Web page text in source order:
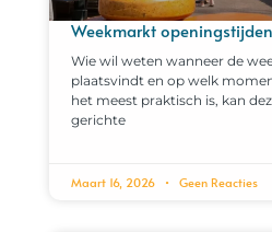
Weekmarkt
Wie wil weten wanneer de
plaatsvindt en op welk
het meest praktisch is, kan
gerichte
Maart 16, 2026 Geen Reacties